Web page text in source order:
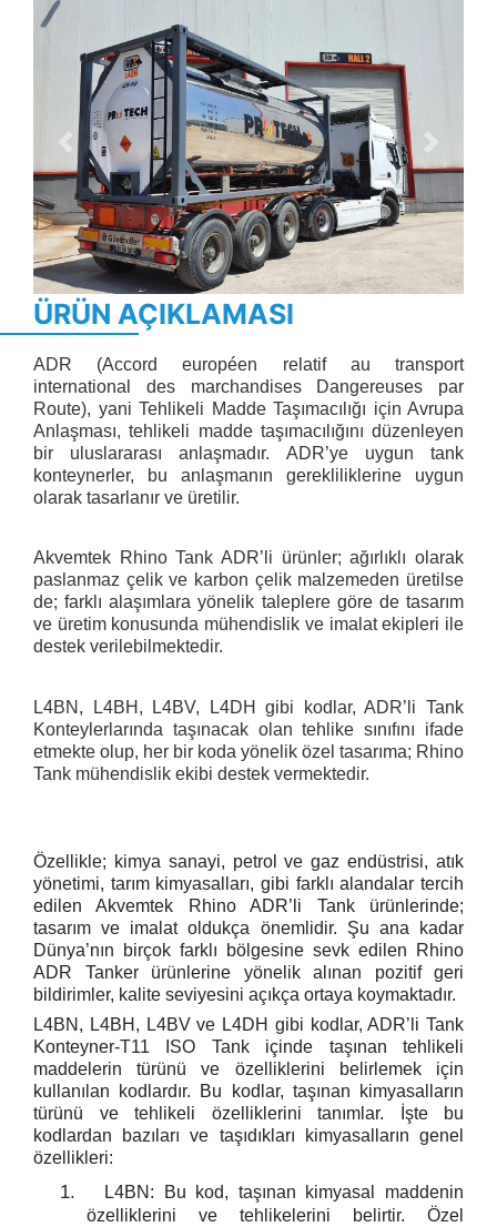
Previous Next
ÜRÜN AÇIKLAMASI
ADR (Accord européen relatif au transport
international des marchandises Dangereuses par
Route), yani Tehlikeli Madde Taşımacılığı için Avrupa
Anlaşması, tehlikeli madde taşımacılığını düzenleyen
bir uluslararası anlaşmadır. ADR’ye uygun tank
konteynerler, bu anlaşmanın gerekliliklerine uygun
olarak tasarlanır ve üretilir.
Akvemtek Rhino Tank ADR’li ürünler; ağırlıklı olarak
paslanmaz çelik ve karbon çelik malzemeden üretilse
de; farklı alaşımlara yönelik taleplere göre de tasarım
ve üretim konusunda mühendislik ve imalat ekipleri ile
destek verilebilmektedir.
L4BN, L4BH, L4BV, L4DH gibi kodlar, ADR’li Tank
Konteylerlarında taşınacak olan tehlike sınıfını ifade
etmekte olup, her bir koda yönelik özel tasarıma; Rhino
Tank mühendislik ekibi destek vermektedir.
Özellikle; kimya sanayi, petrol ve gaz endüstrisi, atık
yönetimi, tarım kimyasalları, gibi farklı alandalar tercih
edilen Akvemtek Rhino ADR’li Tank ürünlerinde;
tasarım ve imalat oldukça önemlidir. Şu ana kadar
Dünya’nın birçok farklı bölgesine sevk edilen Rhino
ADR Tanker ürünlerine yönelik alınan pozitif geri
bildirimler, kalite seviyesini açıkça ortaya koymaktadır.
L4BN, L4BH, L4BV ve L4DH gibi kodlar, ADR’li Tank
Konteyner-T11 ISO Tank içinde taşınan tehlikeli
maddelerin türünü ve özelliklerini belirlemek için
kullanılan kodlardır. Bu kodlar, taşınan kimyasalların
türünü ve tehlikeli özelliklerini tanımlar. İşte bu
kodlardan bazıları ve taşıdıkları kimyasalların genel
özellikleri:
1.
L4BN: Bu kod, taşınan kimyasal maddenin
özelliklerini ve tehlikelerini belirtir. Özel